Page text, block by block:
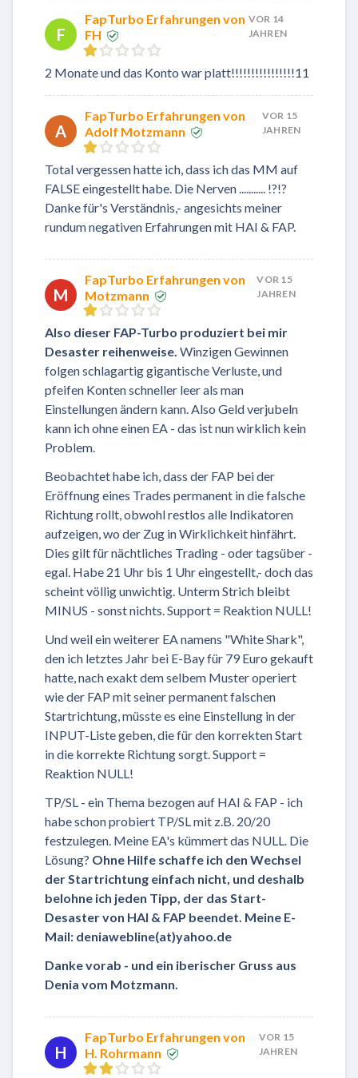
F
FapTurbo Erfahrungen von
FH
VOR 14
JAHREN
2 Monate und das Konto war platt!!!!!!!!!!!!!!!!11
A
FapTurbo Erfahrungen von
Adolf Motzmann
VOR 15
JAHREN
Total vergessen hatte ich, dass ich das MM auf
FALSE eingestellt habe. Die Nerven ........... !?!?
Danke für's Verständnis,- angesichts meiner
rundum negativen Erfahrungen mit HAI & FAP.
M
FapTurbo Erfahrungen von
Motzmann
VOR 15
JAHREN
Also dieser FAP-Turbo produziert bei mir
Desaster reihenweise. Winzigen Gewinnen
folgen schlagartig gigantische Verluste, und
pfeifen Konten schneller leer als man
Einstellungen ändern kann. Also Geld verjubeln
kann ich ohne einen EA - das ist nun wirklich kein
Problem.
Beobachtet habe ich, dass der FAP bei der
Eröffnung eines Trades permanent in die falsche
Richtung rollt, obwohl restlos alle Indikatoren
aufzeigen, wo der Zug in Wirklichkeit hinfährt.
Dies gilt für nächtliches Trading - oder tagsüber -
egal. Habe 21 Uhr bis 1 Uhr eingestellt,- doch das
scheint völlig unwichtig. Unterm Strich bleibt
MINUS - sonst nichts. Support = Reaktion NULL!
Und weil ein weiterer EA namens "White Shark",
den ich letztes Jahr bei E-Bay für 79 Euro gekauft
hatte, nach exakt dem selbem Muster operiert
wie der FAP mit seiner permanent falschen
Startrichtung, müsste es eine Einstellung in der
INPUT-Liste geben, die für den korrekten Start
in die korrekte Richtung sorgt. Support =
Reaktion NULL!
TP/SL - ein Thema bezogen auf HAI & FAP - ich
habe schon probiert TP/SL mit z.B. 20/20
festzulegen. Meine EA's kümmert das NULL. Die
Lösung? Ohne Hilfe schaffe ich den Wechsel
der Startrichtung einfach nicht, und deshalb
belohne ich jeden Tipp, der das Start-
Desaster von HAI & FAP beendet. Meine E-
Mail: deniawebline(at)yahoo.de
Danke vorab - und ein iberischer Gruss aus
Denia vom Motzmann.
H
FapTurbo Erfahrungen von
H. Rohrmann
VOR 15
JAHREN